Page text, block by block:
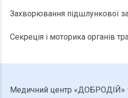
Захворювання підшлункової
Секреція і моторика органів
Медичний центр «ДОБРОДІЙ»